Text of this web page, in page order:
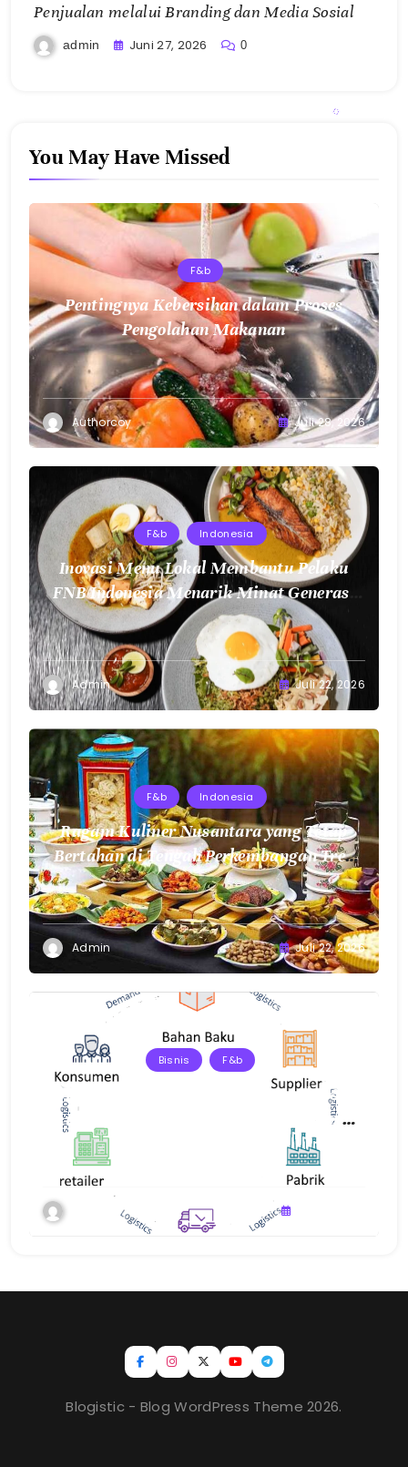
Penjualan melalui Branding dan Media Sosial
admin Juni 27, 2026 0
You May Have Missed
F&b
Pentingnya Kebersihan dalam Proses
Pengolahan Makanan
Authorcoy Juli 28, 2026
F&b Indonesia
Inovasi Menu Lokal Membantu Pelaku
FNB Indonesia Menarik Minat Generasi
Muda
Admin Juli 22, 2026
F&b Indonesia
Ragam Kuliner Nusantara yang Tetap
Bertahan di Tengah Perkembangan Tren
Makanan Modern
Admin Juli 22, 2026
Bisnis F&b
Strategi Pengelolaan Rantai Pasok F&B
untuk Menjaga Kualitas Produk dan
Blogistic - Blog WordPress Theme 2026.